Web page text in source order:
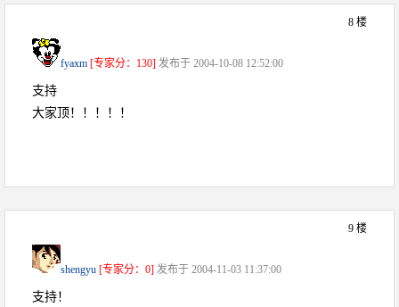
8 楼
fyaxm [专家分：130] 发布于 2004-10-08 12:52:00
支持
大家顶！！！！！
9 楼
shengyu [专家分：0] 发布于 2004-11-03 11:37:00
支持！